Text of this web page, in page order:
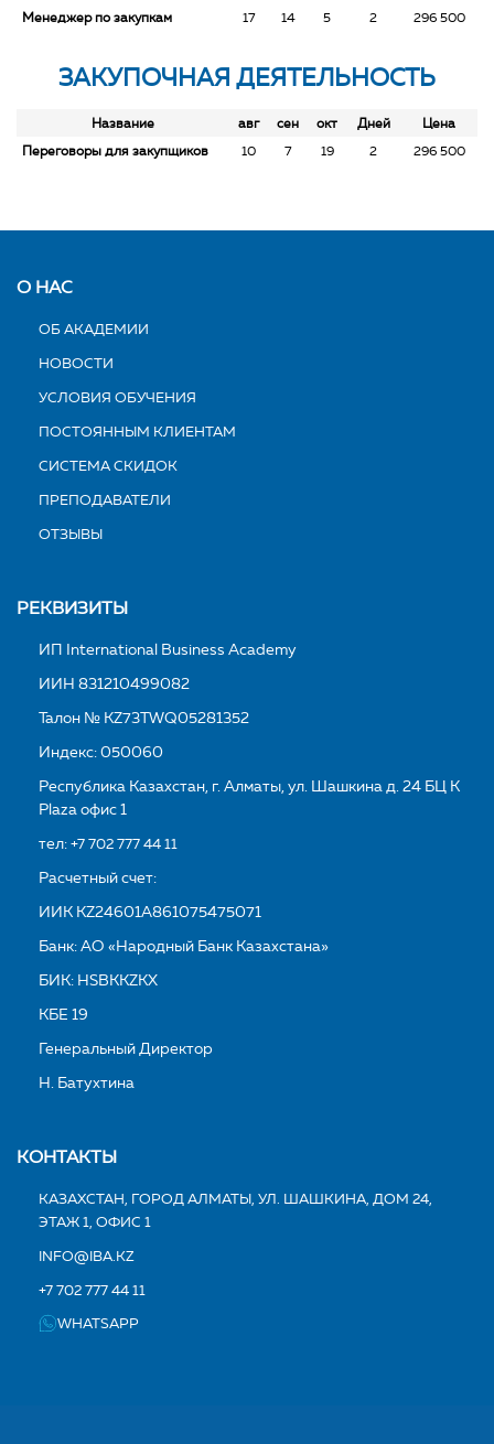
Менеджер по закупкам 17 14 5 2 296 500
ЗАКУПОЧНАЯ ДЕЯТЕЛЬНОСТЬ
Название авг сен окт Дней
Цена
Переговоры для закупщиков
10 7 19 2 296 500
О НАС
ОБ АКАДЕМИИ
НОВОСТИ
УСЛОВИЯ ОБУЧЕНИЯ
ПОСТОЯННЫМ КЛИЕНТАМ
СИСТЕМА СКИДОК
ПРЕПОДАВАТЕЛИ
ОТЗЫВЫ
РЕКВИЗИТЫ
ИП International Business Academy
ИИН 831210499082
Талон № KZ73TWQ05281352
Индекс: 050060
Республика Казахстан, г. Алматы, ул. Шашкина д. 24 БЦ K
Plaza офис 1
тел:+7 702 777 44 11
Расчетный счет:
ИИК KZ24601A861075475071
Банк: АО «Народный Банк Казахстана»
БИК: HSBKKZKX
КБЕ 19
Генеральный Директор
Н. Батухтина
КОНТАКТЫ
КАЗАХСТАН, ГОРОД АЛМАТЫ, УЛ. ШАШКИНА, ДОМ 24,
ЭТАЖ 1, ОФИС 1
INFO@IBA.KZ
+7 702 777 44 11
WHATSAPP